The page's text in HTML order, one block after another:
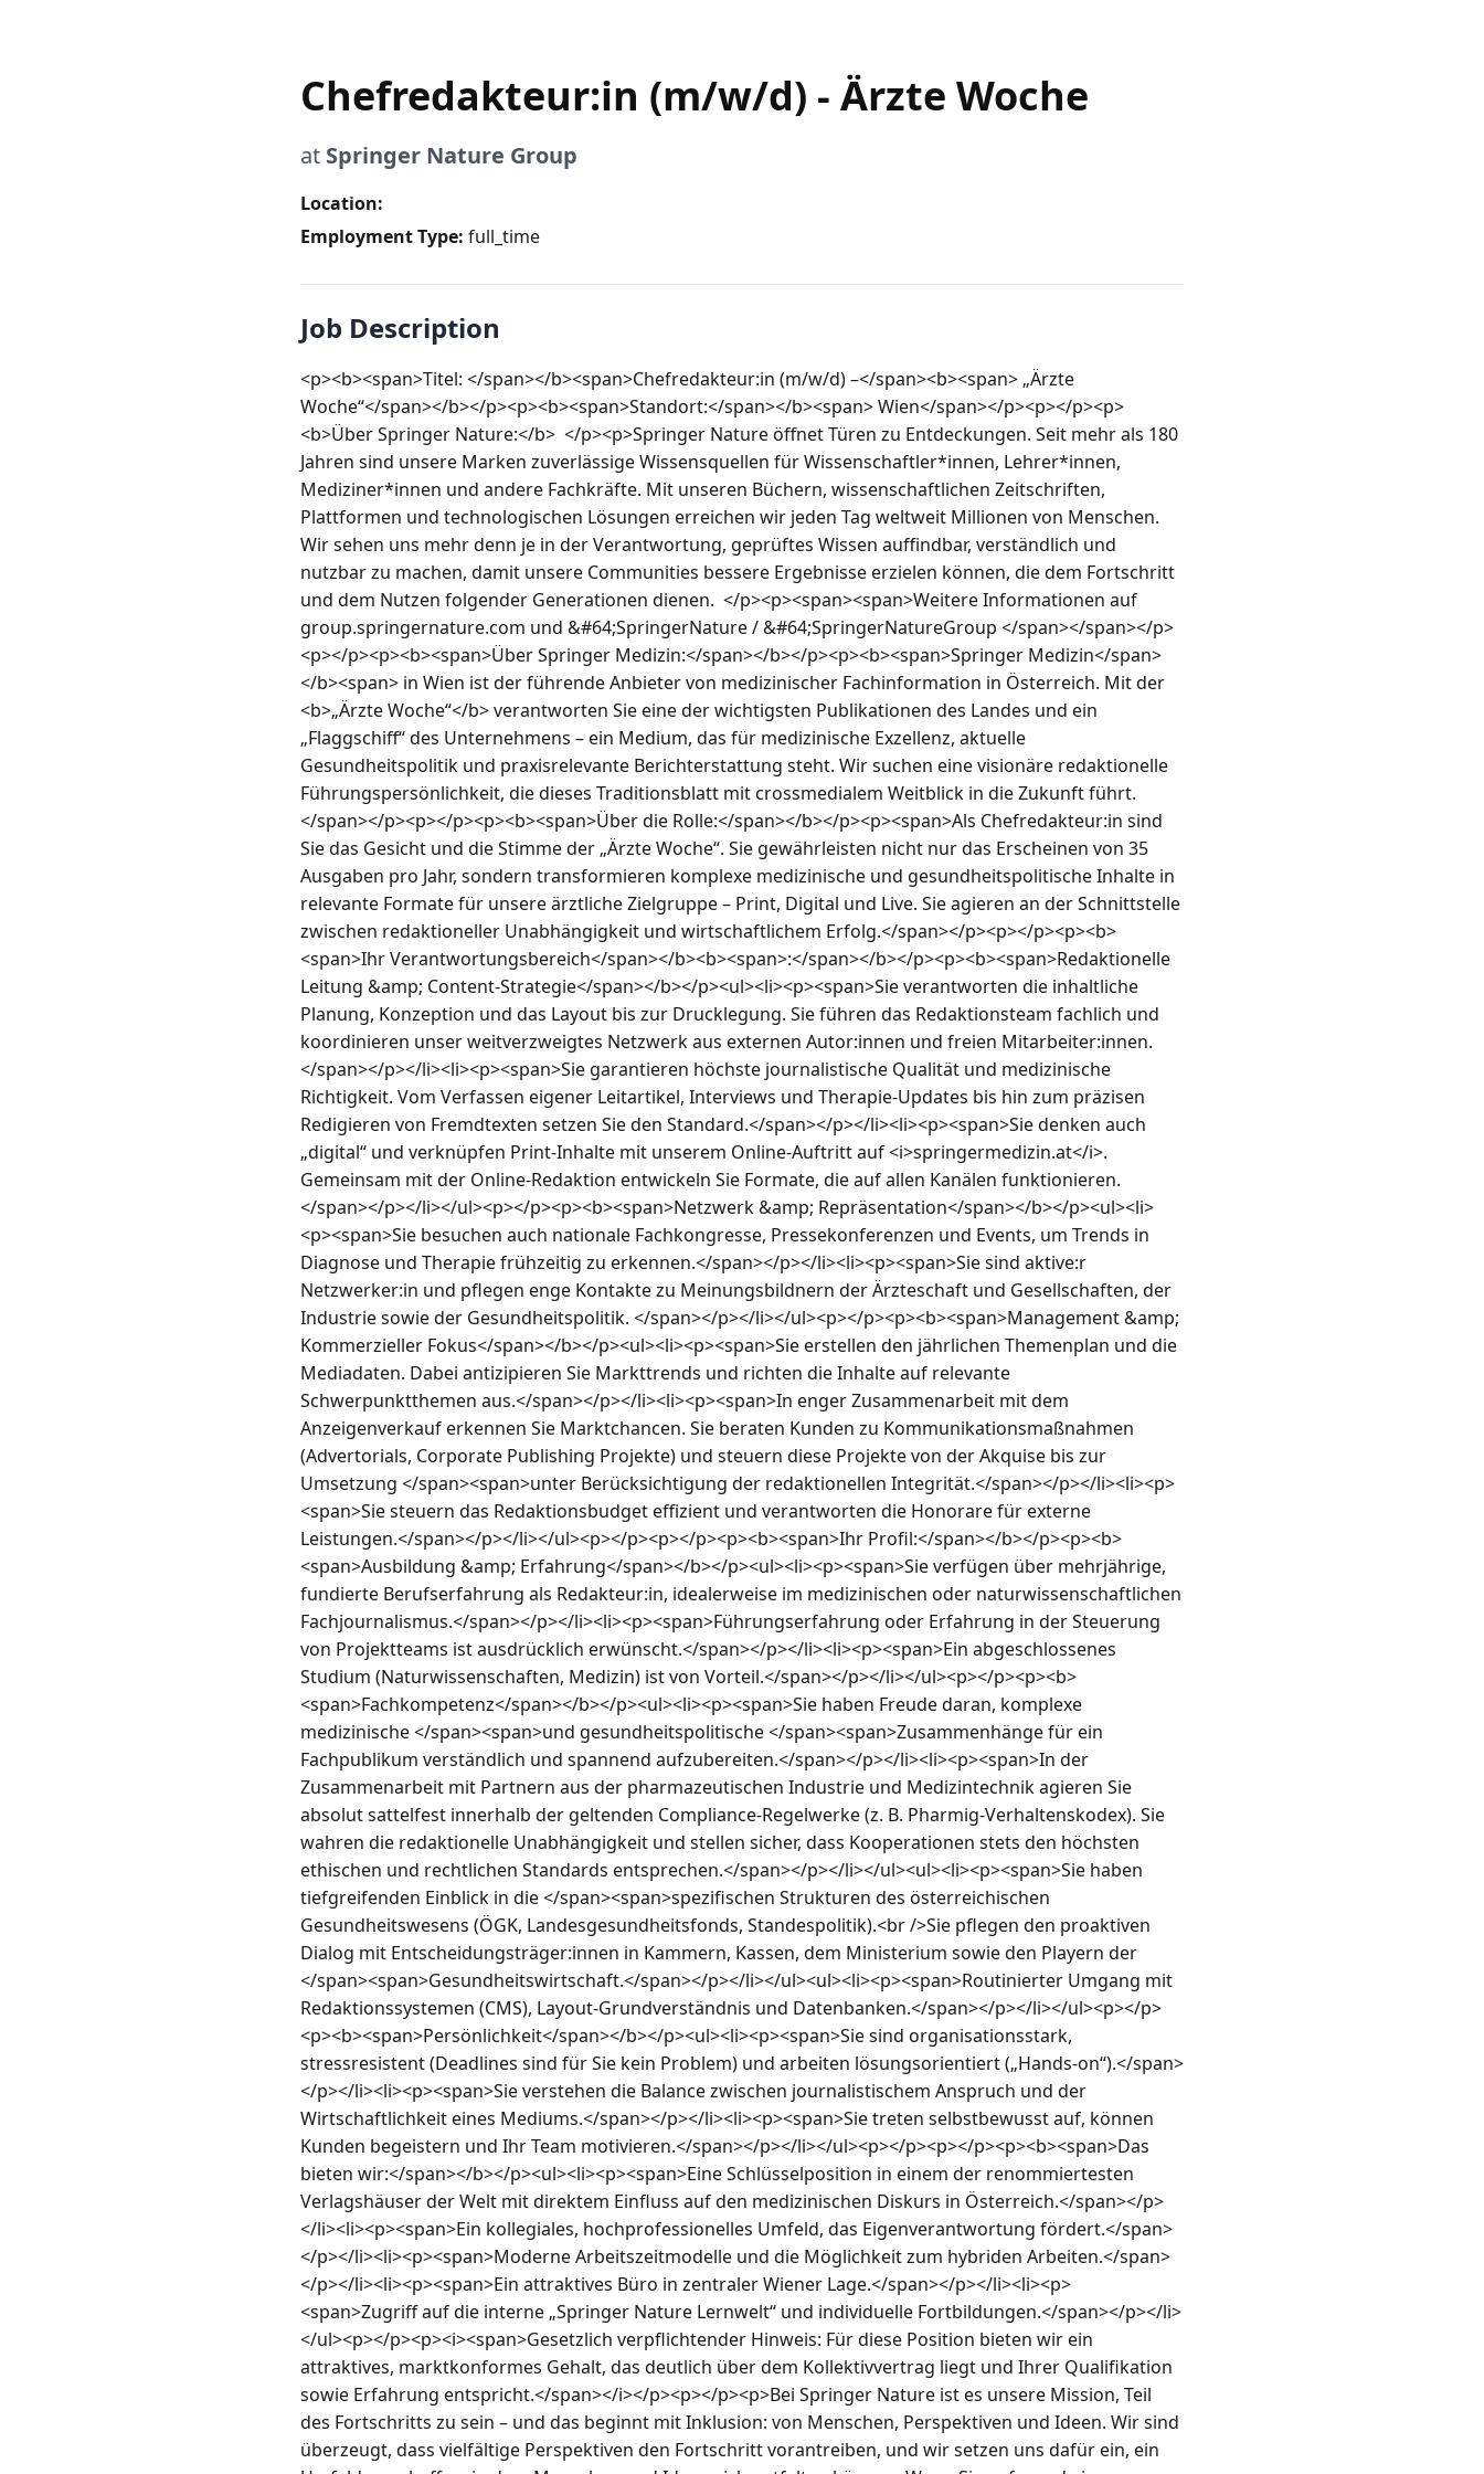
Chefredakteur:in (m/w/d) - Ärzte Woche
at Springer Nature Group
Location:
Employment Type: full_time
Job Description
<p><b><span>Titel: </span></b><span>Chefredakteur:in (m/w/d) –</span><b><span> „Ärzte
Woche“</span></b></p><p><b><span>Standort:</span></b><span> Wien</span></p><p></p><p>
<b>Über Springer Nature:</b>  </p><p>Springer Nature öffnet Türen zu Entdeckungen. Seit mehr als 180
Jahren sind unsere Marken zuverlässige Wissensquellen für Wissenschaftler*innen, Lehrer*innen,
Mediziner*innen und andere Fachkräfte. Mit unseren Büchern, wissenschaftlichen Zeitschriften,
Plattformen und technologischen Lösungen erreichen wir jeden Tag weltweit Millionen von Menschen.
Wir sehen uns mehr denn je in der Verantwortung, geprüftes Wissen auffindbar, verständlich und
nutzbar zu machen, damit unsere Communities bessere Ergebnisse erzielen können, die dem Fortschritt
und dem Nutzen folgender Generationen dienen.  </p><p><span><span>Weitere Informationen auf
group.springernature.com und &#64;SpringerNature / &#64;SpringerNatureGroup </span></span></p>
<p></p><p><b><span>Über Springer Medizin:</span></b></p><p><b><span>Springer Medizin</span>
</b><span> in Wien ist der führende Anbieter von medizinischer Fachinformation in Österreich. Mit der
<b>„Ärzte Woche“</b> verantworten Sie eine der wichtigsten Publikationen des Landes und ein
„Flaggschiff“ des Unternehmens – ein Medium, das für medizinische Exzellenz, aktuelle
Gesundheitspolitik und praxisrelevante Berichterstattung steht. Wir suchen eine visionäre redaktionelle
Führungspersönlichkeit, die dieses Traditionsblatt mit crossmedialem Weitblick in die Zukunft führt.
</span></p><p></p><p><b><span>Über die Rolle:</span></b></p><p><span>Als Chefredakteur:in sind
Sie das Gesicht und die Stimme der „Ärzte Woche“. Sie gewährleisten nicht nur das Erscheinen von 35
Ausgaben pro Jahr, sondern transformieren komplexe medizinische und gesundheitspolitische Inhalte in
relevante Formate für unsere ärztliche Zielgruppe – Print, Digital und Live. Sie agieren an der Schnittstelle
zwischen redaktioneller Unabhängigkeit und wirtschaftlichem Erfolg.</span></p><p></p><p><b>
<span>Ihr Verantwortungsbereich</span></b><b><span>:</span></b></p><p><b><span>Redaktionelle
Leitung &amp; Content-Strategie</span></b></p><ul><li><p><span>Sie verantworten die inhaltliche
Planung, Konzeption und das Layout bis zur Drucklegung. Sie führen das Redaktionsteam fachlich und
koordinieren unser weitverzweigtes Netzwerk aus externen Autor:innen und freien Mitarbeiter:innen.
</span></p></li><li><p><span>Sie garantieren höchste journalistische Qualität und medizinische
Richtigkeit. Vom Verfassen eigener Leitartikel, Interviews und Therapie-Updates bis hin zum präzisen
Redigieren von Fremdtexten setzen Sie den Standard.</span></p></li><li><p><span>Sie denken auch
„digital“ und verknüpfen Print-Inhalte mit unserem Online-Auftritt auf <i>springermedizin.at</i>.
Gemeinsam mit der Online-Redaktion entwickeln Sie Formate, die auf allen Kanälen funktionieren.
</span></p></li></ul><p></p><p><b><span>Netzwerk &amp; Repräsentation</span></b></p><ul><li>
<p><span>Sie besuchen auch nationale Fachkongresse, Pressekonferenzen und Events, um Trends in
Diagnose und Therapie frühzeitig zu erkennen.</span></p></li><li><p><span>Sie sind aktive:r
Netzwerker:in und pflegen enge Kontakte zu Meinungsbildnern der Ärzteschaft und Gesellschaften, der
Industrie sowie der Gesundheitspolitik. </span></p></li></ul><p></p><p><b><span>Management &amp;
Kommerzieller Fokus</span></b></p><ul><li><p><span>Sie erstellen den jährlichen Themenplan und die
Mediadaten. Dabei antizipieren Sie Markttrends und richten die Inhalte auf relevante
Schwerpunktthemen aus.</span></p></li><li><p><span>In enger Zusammenarbeit mit dem
Anzeigenverkauf erkennen Sie Marktchancen. Sie beraten Kunden zu Kommunikationsmaßnahmen
(Advertorials, Corporate Publishing Projekte) und steuern diese Projekte von der Akquise bis zur
Umsetzung </span><span>unter Berücksichtigung der redaktionellen Integrität.</span></p></li><li><p>
<span>Sie steuern das Redaktionsbudget effizient und verantworten die Honorare für externe
Leistungen.</span></p></li></ul><p></p><p></p><p><b><span>Ihr Profil:</span></b></p><p><b>
<span>Ausbildung &amp; Erfahrung</span></b></p><ul><li><p><span>Sie verfügen über mehrjährige,
fundierte Berufserfahrung als Redakteur:in, idealerweise im medizinischen oder naturwissenschaftlichen
Fachjournalismus.</span></p></li><li><p><span>Führungserfahrung oder Erfahrung in der Steuerung
von Projektteams ist ausdrücklich erwünscht.</span></p></li><li><p><span>Ein abgeschlossenes
Studium (Naturwissenschaften, Medizin) ist von Vorteil.</span></p></li></ul><p></p><p><b>
<span>Fachkompetenz</span></b></p><ul><li><p><span>Sie haben Freude daran, komplexe
medizinische </span><span>und gesundheitspolitische </span><span>Zusammenhänge für ein
Fachpublikum verständlich und spannend aufzubereiten.</span></p></li><li><p><span>In der
Zusammenarbeit mit Partnern aus der pharmazeutischen Industrie und Medizintechnik agieren Sie
absolut sattelfest innerhalb der geltenden Compliance-Regelwerke (z. B. Pharmig-Verhaltenskodex). Sie
wahren die redaktionelle Unabhängigkeit und stellen sicher, dass Kooperationen stets den höchsten
ethischen und rechtlichen Standards entsprechen.</span></p></li></ul><ul><li><p><span>Sie haben
tiefgreifenden Einblick in die </span><span>spezifischen Strukturen des österreichischen
Gesundheitswesens (ÖGK, Landesgesundheitsfonds, Standespolitik).<br />Sie pflegen den proaktiven
Dialog mit Entscheidungsträger:innen in Kammern, Kassen, dem Ministerium sowie den Playern der
</span><span>Gesundheitswirtschaft.</span></p></li></ul><ul><li><p><span>Routinierter Umgang mit
Redaktionssystemen (CMS), Layout-Grundverständnis und Datenbanken.</span></p></li></ul><p></p>
<p><b><span>Persönlichkeit</span></b></p><ul><li><p><span>Sie sind organisationsstark,
stressresistent (Deadlines sind für Sie kein Problem) und arbeiten lösungsorientiert („Hands-on“).</span>
</p></li><li><p><span>Sie verstehen die Balance zwischen journalistischem Anspruch und der
Wirtschaftlichkeit eines Mediums.</span></p></li><li><p><span>Sie treten selbstbewusst auf, können
Kunden begeistern und Ihr Team motivieren.</span></p></li></ul><p></p><p></p><p><b><span>Das
bieten wir:</span></b></p><ul><li><p><span>Eine Schlüsselposition in einem der renommiertesten
Verlagshäuser der Welt mit direktem Einfluss auf den medizinischen Diskurs in Österreich.</span></p>
</li><li><p><span>Ein kollegiales, hochprofessionelles Umfeld, das Eigenverantwortung fördert.</span>
</p></li><li><p><span>Moderne Arbeitszeitmodelle und die Möglichkeit zum hybriden Arbeiten.</span>
</p></li><li><p><span>Ein attraktives Büro in zentraler Wiener Lage.</span></p></li><li><p>
<span>Zugriff auf die interne „Springer Nature Lernwelt“ und individuelle Fortbildungen.</span></p></li>
</ul><p></p><p><i><span>Gesetzlich verpflichtender Hinweis: Für diese Position bieten wir ein
attraktives, marktkonformes Gehalt, das deutlich über dem Kollektivvertrag liegt und Ihrer Qualifikation
sowie Erfahrung entspricht.</span></i></p><p></p><p>Bei Springer Nature ist es unsere Mission, Teil
des Fortschritts zu sein – und das beginnt mit Inklusion: von Menschen, Perspektiven und Ideen. Wir sind
überzeugt, dass vielfältige Perspektiven den Fortschritt vorantreiben, und wir setzen uns dafür ein, ein